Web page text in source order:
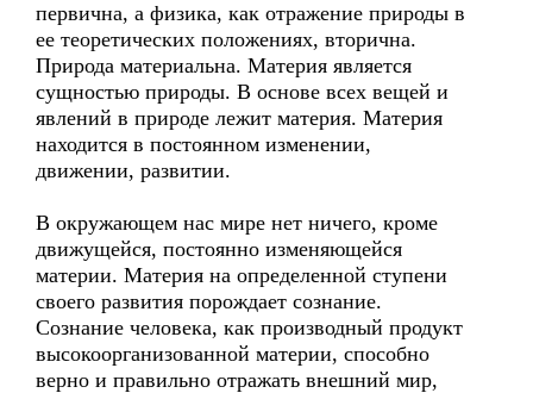
первична, а физика, как отражение природы в
ее теоретических положениях, вторична.
Природа материальна. Материя является
сущностью природы. В основе всех вещей и
явлений в природе лежит материя. Материя
находится в постоянном изменении,
движении, развитии.
В окружающем нас мире нет ничего, кроме
движущейся, постоянно изменяющейся
материи. Материя на определенной ступени
своего развития порождает сознание.
Сознание человека, как производный продукт
высокоорганизованной материи, способно
верно и правильно отражать внешний мир,